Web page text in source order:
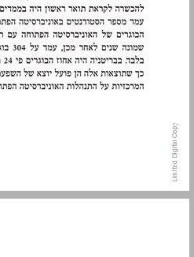
תוכן העניינים ... 7